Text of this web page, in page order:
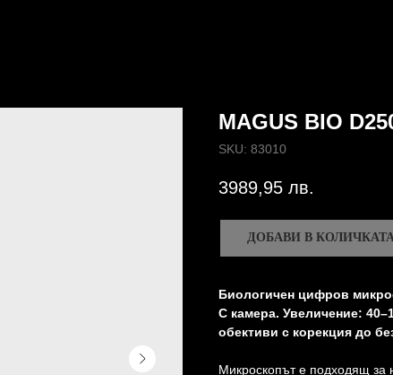
MAGUS BIO
SKU: 83010
3989,95 лв.
ДОБАВИ В
Биологичен цифров
С камера. Увеличение:
обективи с корекция до
Микроскопът е подходящ за